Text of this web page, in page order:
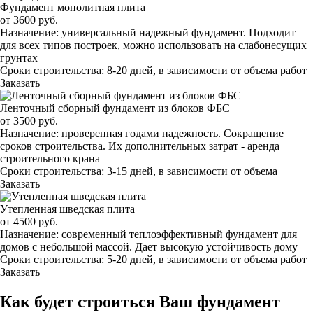
Фундамент монолитная плита
от 3600 руб.
Назначение: универсальный надежный фундамент. Подходит
для всех типов построек, можно использовать на слабонесущих
грунтах
Сроки строительства: 8-20 дней, в зависимости от объема работ
Заказать
Ленточный сборный фундамент из блоков ФБС
от 3500 руб.
Назначение: проверенная годами надежность. Сокращение
сроков строительства. Их дополнительных затрат - аренда
строительного крана
Сроки строительства: 3-15 дней, в зависимости от объема
Заказать
Утепленная шведская плита
от 4500 руб.
Назначение: современный теплоэффективный фундамент для
домов с небольшой массой. Дает высокую устойчивость дому
Сроки строительства: 5-20 дней, в зависимости от объема работ
Заказать
Как будет строиться Ваш фундамент